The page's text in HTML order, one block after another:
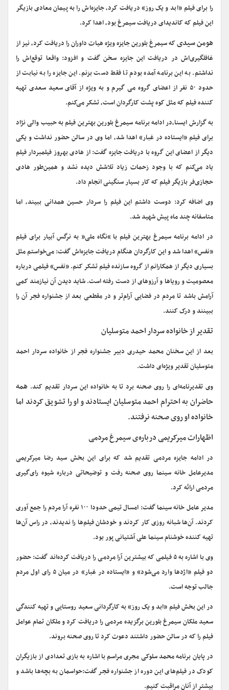
را برای فیلم «ابد و یک روز» دریافت کرد، جایزه‌اش را به پیمان معادی بازیگر
این فیلم که کاندیدای دریافت سیمرغ بود، اهدا کرد.
هومن سیدیکه سیمرغ بلورین جایزه ویژه هیات داوران را دریافت کرد، نیز از
غافلگیری‌اش در دریافت این جایزه سخن گفت و افزود: واقعا توقع‌اش را
نداشتم. به این برنامه آمده بودم تا فقط دست بزنم. این جایزه را به نیابت از
حدود ۵۰ نفر از اعضای گروه می گیرم و به ویژه از آقای سعید سعدی تهیه
کننده فیلم که مثل کوه پشت کارگردان است، تشکر می‌کنم.
به گزارش ایسنا،در ادامه برنامه سیمرغ بلورین بهترین فیلم به حبیب والی نژاد
برای فیلم «ایستاده در غبار» اهدا شد، اما وی در سالن حضور نداشت و یکی
دیگر از اعضای این گروه با دریافت جایزه گفت: از هادی بهروز فیلمبردار فیلم
یاد می‌کنم که با وجود زحمات زیاد تلاشش دیده نشد و همین‌طور هادی
حجازی‌فر بازیگر فیلم که کار بسیار سنگینی انجام داد.
وی اضافه کرد: دوست داشتم این فیلم را سردار حسین همدانی ببیند، اما
متاسفانه چند ماه پیش شهید شد.
در ادامه برنامه سیمرغ بهترین فیلم با “نگاه ملی” به نرگس آبیار برای فیلم
«نفس» اهدا شد و این کارگردان هنگام دریافت جایزه‌اش گفت: می‌خواستم مثل
بسیاری دیگر از همکارانم از گروه سازنده فیلم تشکر کنم. «نفس» فیلمی درباره
معصومیت و رویاها و آرزوهای از دست رفته است. شاید دیدن آن نیازمند کمی
آرامش باشد تا مردم در فضایی آرام‌تر و در مقطعی بعد از جشنواره فجر آن را
ببینند و درک کنند.
تقدیر از خانواده سردار احمد متوسلیان
بعد از این سخنان محمد حیدری دبیر جشنواره فجر از خانواده سردار احمد
متوسلیان تقدیر ویژه‌ای داشت.
وی تقدیرنامه‌ای را روی صحنه برد تا به خانواده این سردار تقدیم کند. همه
حاضران به احترام احمد متوسلیان ایستادند و او را تشویق کردند اما
خانواده او روی صحنه نرفتند.
اظهارات میرکریمی درباره‌ی سیمرغ مردمی
در ادامه جایزه مردمی تقدیم شد که برای این بخش سید رضا میرکریمی
مدیرعامل خانه سینما روی صحنه رفت و توضیحاتی درباره شیوه رای‌گیری
مردمی ارائه کرد.
مدیر عامل خانه سینما گفت: امسال تیمی حدودا ۱۰۰ نفره آرا مردم را جمع آوری
کردند. آن‌ها شبانه روزی کار کردند و خودشان فیلم‌ها را ندیدند، در راس آن‌ها
تهیه کننده خوشنام سینما علی آشتیانی پور بود.
وی با اشاره به ۵ فیلمی که بیشترین آرا مردمی را دریافت کرده‌اند گفت: حضور
دو فیلم «اژدها وارد می‌شود» و «ایستاده در غبار» در میان ۵ رای اول مردم
جالب توجه است.
در این بخش فیلم «ابد و یک روز» به کارگردانی سعید روستایی و تهیه کنندگی
سعید ملکان سیمرغ بلورین برگزیده مردمی را دریافت کرد و ملکان تمام عوامل
فیلم را که در سالن حضور داشتند دعوت کرد تا روی صحنه بروند.
در پایان برنامه محمد سلوکی مجری مراسم با اشاره به بازی تعدادی از بازیگران
کودک در فیلم‌های این دوره از جشنواره فجر گفت:حواسمان به بچه‌ها باشد و
بیشتر از آنان مراقبت کنیم.